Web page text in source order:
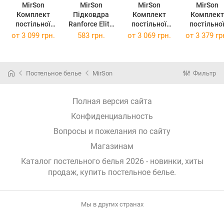
MirSon
Комплект
постільної
білизни
2х160х220 см
MirSon
Підковдра
Ranforce Elite
16-9000 Black
MirSon
Комплект
постільної
білизни Poplin
MirSon
Комплект
постільної
білизни Poplin
от 3 099 грн. 583 грн. от 3 069 грн. от 3 379
Постельное белье MirSon Фильтр
Полная версия сайта
Конфиденциальность
Вопросы и пожелания по сайту
Магазинам
Каталог постельного белья 2026 - новинки, хиты
продаж, купить постельное белье.
Мы в других странах